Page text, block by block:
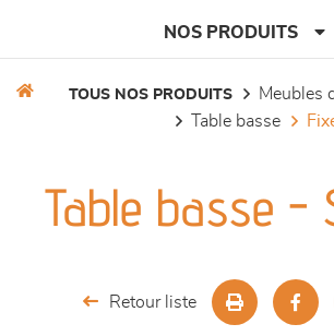
NOS PRODUITS
séjours
chambres et dressing
TOUS NOS PRODUITS
table basse
Table basse -
Retour liste